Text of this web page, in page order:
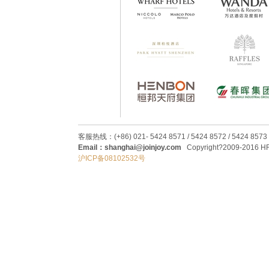
客服热线：(+86) 021- 5424 8571 / 5424 8572 / 5424 8573
Email：shanghai@joinjoy.com Copyright?2009-2016
沪ICP备08102532号